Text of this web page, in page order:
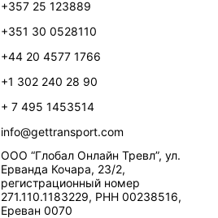
+357 25 123889
+351 30 0528110
+44 20 4577 1766
+1 302 240 28 90
+ 7 495 1453514
info@gettransport.com
ООО “Глобал Онлайн Тревл”, ул.
Ерванда Кочара, 23/2,
регистрационный номер
271.110.1183229, РНН 00238516,
Ереван 0070